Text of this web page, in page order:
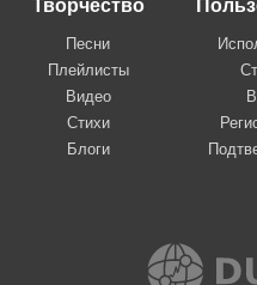
Песни
Плейлисты
Видео
Стихи
Блоги